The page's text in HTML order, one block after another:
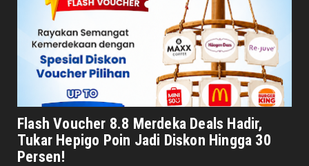
August 07, 2026
JELAJAH
Saat Amal Masjid Keliru, Nasib Negeri
Mengharu-biru
August 07, 2026
HONDA
Honda CUV e: Motor Listrik Canggih, Penuh
Keunggulan dan Sia...
August 07, 2026
Flash Voucher 8.8 Merdeka Deals Hadir,
Tukar Hepigo Poin Jadi Diskon Hingga 30
Persen!